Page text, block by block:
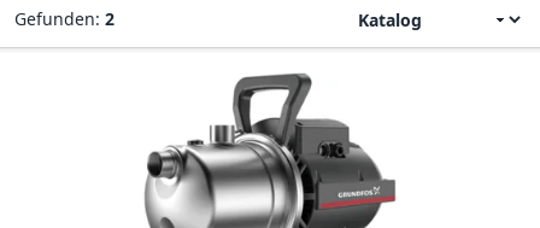
Gefunden: 2